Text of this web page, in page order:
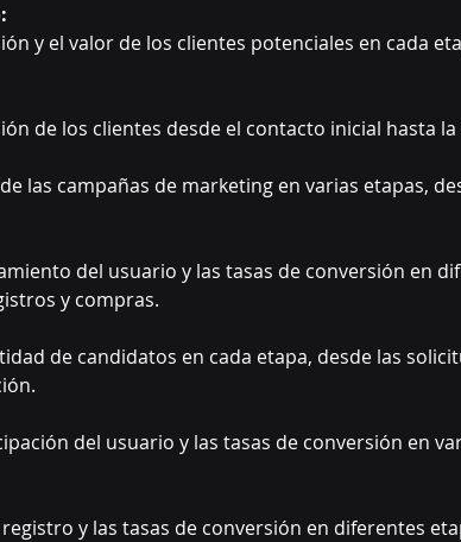
y el valor de los clientes potenciales en cada
de los clientes desde el contacto inicial hasta
las campañas de marketing en varias etapas,
del usuario y las tasas de conversión en
y compras.
de candidatos en cada etapa, desde las
del usuario y las tasas de conversión en
y las tasas de conversión en diferentes